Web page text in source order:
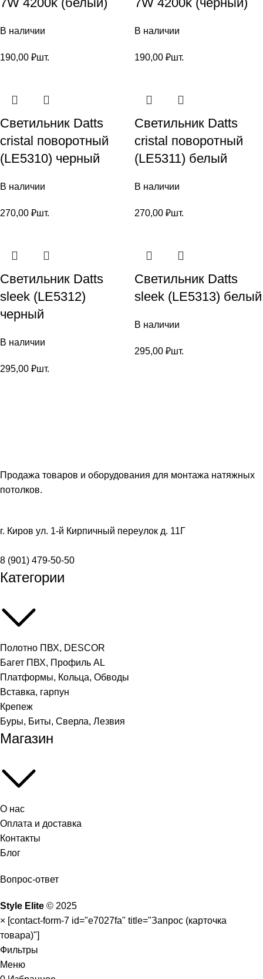
В наличии
190,00 ₽шт.
В наличии
190,00 ₽шт.
Светильник Datts
cristal поворотный
(LE5310) черный
В наличии
270,00 ₽шт.
Светильник Datts
cristal поворотный
(LE5311) белый
В наличии
270,00 ₽шт.
Светильник Datts
sleek (LE5312)
черный
В наличии
295,00 ₽шт.
Светильник Datts
sleek (LE5313) белый
В наличии
295,00 ₽шт.
Продажа товаров и оборудования для монтажа натяжных
потолков.
г. Киров ул. 1-й Кирпичный переулок д. 11Г
8 (901) 479-50-50
Категории
Полотно ПВХ, DESCOR
Багет ПВХ, Профиль AL
Платформы, Кольца, Обводы
Вставка, гарпун
Крепеж
Буры, Биты, Сверла, Лезвия
Магазин
О нас
Оплата и доставка
Контакты
Блог
Вопрос-ответ
Style Elite © 2025
× [contact-form-7 id="e7027fa" title="Запрос (карточка
товара)"]
Фильтры
Меню